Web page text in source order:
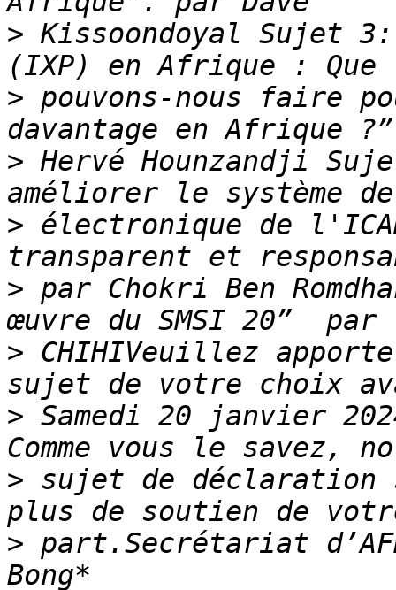
> Kissoondoyal Sujet
> pouvons-nous faire
> Hervé Hounzandji
> électronique de
> par Chokri Ben
> CHIHIVeuillez
> Samedi 20 janvier
> sujet de
> part.Secrétariat